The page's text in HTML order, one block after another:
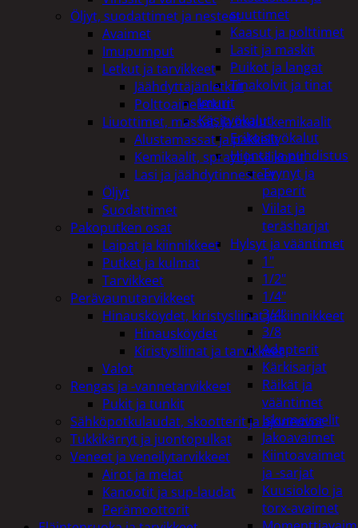
suuttimet
Kaasut ja polttimet
Lasit ja maskit
Puikot ja langat
Tinakolvit ja tinat
Imurit
Käsityökalut
Erikoistyökalut
Hionta ja puhdistus
Tyynyt ja
paperit
Viilat ja
teräsharjat
Hylsyt ja vääntimet
1"
1/2"
1/4"
3/4"
3/8
Adapterit
Kärkisarjat
Räikät ja
vääntimet
Iskumeisselit
Jakoavaimet
Kiintoavaimet
ja -sarjat
Kuusiokolo ja
torx-avaimet
Öljyt, suodattimet ja nesteet
Avaimet
Imupumput
Letkut ja tarvikkeet
Jäähdyttäjänletkut
Polttoaineletkut
Liuottimet, massat, ja muut kemikaalit
Alustamassat ja pakkelit
Kemikaalit, sprayt ja silikonit
Lasi ja jäähdytinnesteet
Öljyt
Suodattimet
Pakoputken osat
Laipat ja kiinnikkeet
Putket ja kulmat
Tarvikkeet
Perävaunutarvikkeet
Hinausköydet, kiristysliinat ja kiinnikkeet
Hinausköydet
Kiristysliinat ja tarvikkeet
Valot
Rengas ja -vannetarvikkeet
Pukit ja tunkit
Sähköpotkulaudat, skootterit ja ajoneuvot
Tukkikärryt ja juontopulkat
Veneet ja veneilytarvikkeet
Airot ja melat
Kanootit ja sup-laudat
Perämoottorit